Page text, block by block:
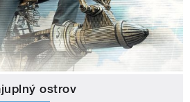
ostrov